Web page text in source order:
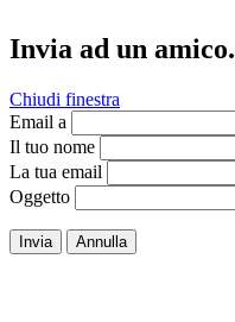
Invia ad un amico.
Chiudi finestra
Email a
Il tuo nome
La tua email
Oggetto
Invia Annulla